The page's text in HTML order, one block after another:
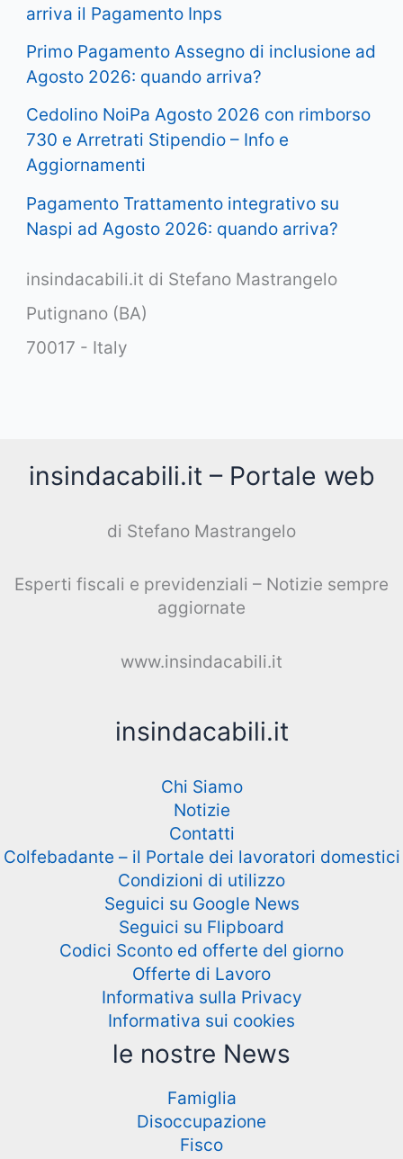
arriva il Pagamento Inps
Primo Pagamento Assegno di inclusione ad
Agosto 2026: quando arriva?
Cedolino NoiPa Agosto 2026 con rimborso
730 e Arretrati Stipendio – Info e
Aggiornamenti
Pagamento Trattamento integrativo su
Naspi ad Agosto 2026: quando arriva?
insindacabili.it di Stefano Mastrangelo
Putignano (BA)
70017 - Italy
insindacabili.it – Portale web
di Stefano Mastrangelo
Esperti fiscali e previdenziali – Notizie sempre
aggiornate
www.insindacabili.it
insindacabili.it
Chi Siamo
Notizie
Contatti
Colfebadante – il Portale dei lavoratori domestici
Condizioni di utilizzo
Seguici su Google News
Seguici su Flipboard
Codici Sconto ed offerte del giorno
Offerte di Lavoro
Informativa sulla Privacy
Informativa sui cookies
le nostre News
Famiglia
Disoccupazione
Fisco